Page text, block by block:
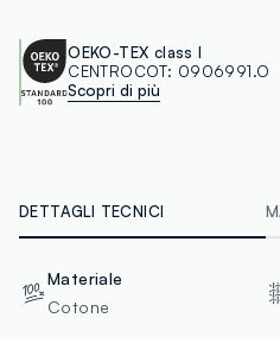
OEKO-TEX class I
CENTROCOT: 0906991.O
Scopri di più
DETTAGLI TECNICI
Materiale
Cotone